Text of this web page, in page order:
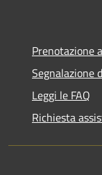
Prenotazione
Segnalazione
Leggi le FAQ
Richiesta